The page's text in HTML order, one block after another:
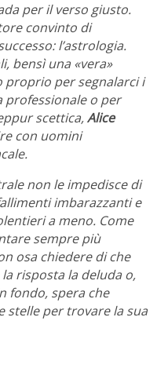
per il verso giusto.
convinto di
l’astrologia.
bensì una «vera»
proprio per segnalarci i
professionale o per
scettica,Alice
con uomini
non le impedisce di
imbarazzanti e
a meno. Come
sempre più
osa chiedere di che
risposta la deluda o,
fondo, spera che
stelle per trovare la sua